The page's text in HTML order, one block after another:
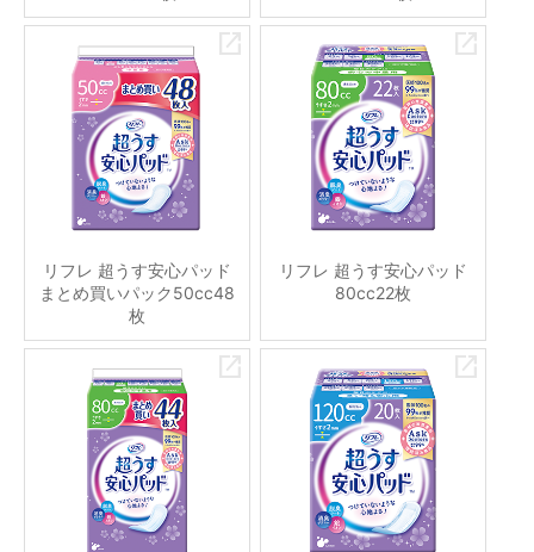
リフレ 超うす安心パッド
まとめ買いパック50cc48
枚
リフレ 超うす安心パッド
80cc22枚